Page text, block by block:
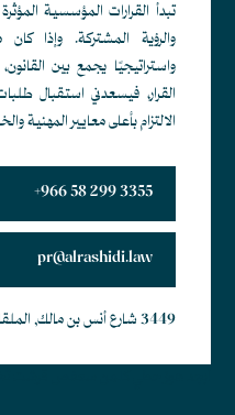
تبدأ القرارات المؤسسية
والرؤية المشتركة. وإذا
واستراتيجيًا يجمع بين
القرار، فيسعدني استقبال
الالتزام بأعلى معايير المهنية
+966 58 299 3355
pr@alrashidi.law
3449 شارع أنس بن مالك, الملقا 8443